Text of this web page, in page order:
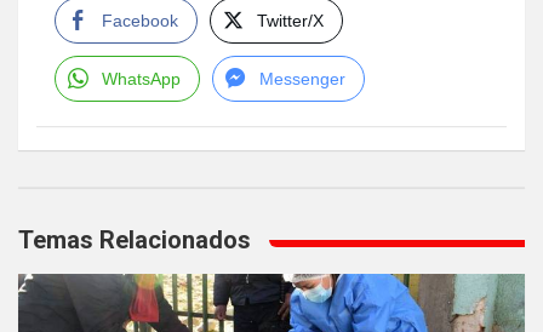
Facebook Twitter/X
WhatsApp Messenger
de
entradas
Temas Relacionados